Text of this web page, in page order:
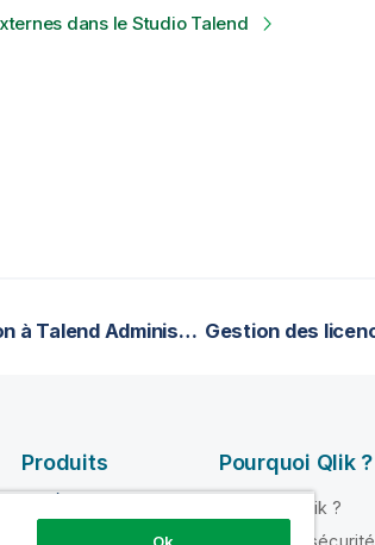
dans le Studio Talend
Établir la connexion à Talend Administration Center via un serveur proxy avec authentification basique
Produits
QUALITÉ DE
Pourquoi Qlik ?
Pourquoi Qlik ?
Fiabilité et sécurité